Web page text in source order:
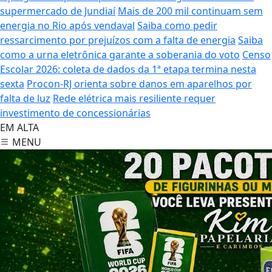
supermercado de Jundiaí Mais de 200 mil continuam sem
energia no Rio após vendaval Saiba como pedir
ressarcimento por prejuízos com a falta de energia Saiba
como a urna eletrônica garante a soberania do voto Censo
Escolar 2026: coleta de dados da 1ª etapa termina nesta
sexta Procon-RJ orienta sobre danos em aparelhos por
falta de luz Rede elétrica mais resiliente requer
investimento de concessionárias
EM ALTA
MENU